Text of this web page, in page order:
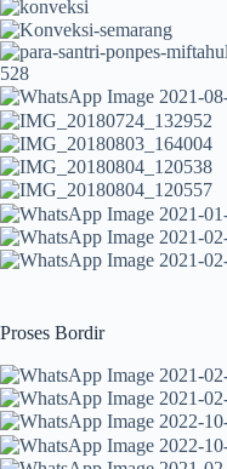
Proses Bordir